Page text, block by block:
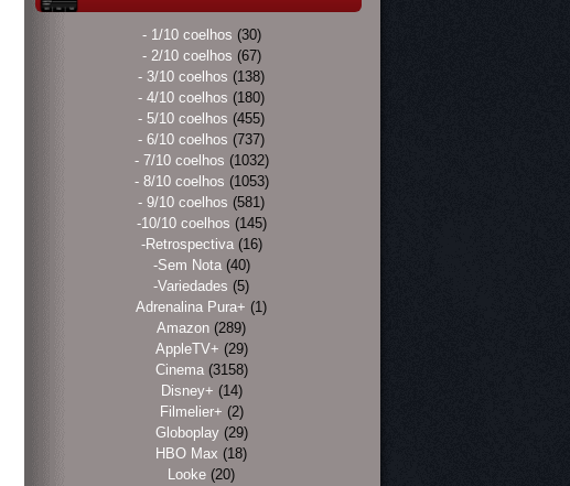
- 1/10 coelhos (30)
- 2/10 coelhos (67)
- 3/10 coelhos (138)
- 4/10 coelhos (180)
- 5/10 coelhos (455)
- 6/10 coelhos (737)
- 7/10 coelhos (1032)
- 8/10 coelhos (1053)
- 9/10 coelhos (581)
-10/10 coelhos (145)
-Retrospectiva (16)
-Sem Nota (40)
-Variedades (5)
Adrenalina Pura+ (1)
Amazon (289)
AppleTV+ (29)
Cinema (3158)
Disney+ (14)
Filmelier+ (2)
Globoplay (29)
HBO Max (18)
Looke (20)